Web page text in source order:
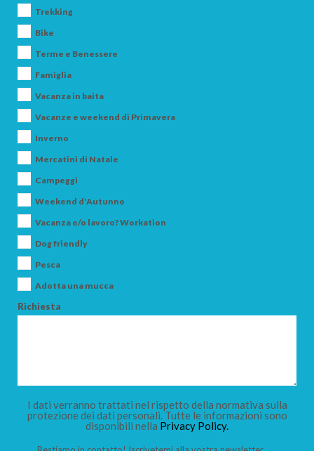
Trekking
Bike
Terme e Benessere
Famiglia
Vacanza in baita
Vacanze e weekend di Primavera
Inverno
Mercatini di Natale
Campeggi
Weekend d'Autunno
Vacanza e/o lavoro? Workation
Dog friendly
Pesca
Adotta una mucca
Richiesta
I dati verranno trattati nel rispetto della normativa sulla
protezione dei dati personali. Tutte le informazioni sono
disponibili nella Privacy Policy.